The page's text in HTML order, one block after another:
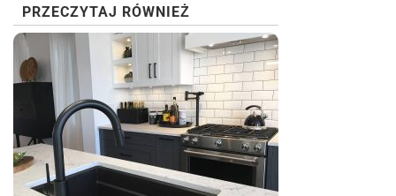
PRZECZYTAJ RÓWNIEŻ